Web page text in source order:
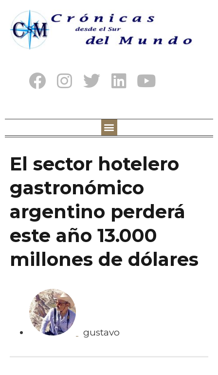
El sector hotelero
gastronómico
argentino perderá
este año 13.000
millones de dólares
gustavo